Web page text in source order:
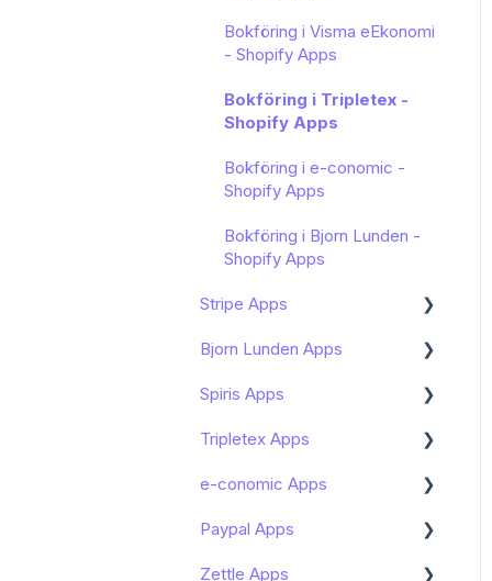
Manipulators
Sharespine API
Fortnox Marketplace
Fortnox Marketplace
WooCommerce - Fortnox
Marketplace
Bokföring i Visma eEkonomi
- Shopify Apps
Bokföring i Tripletex -
Shopify Apps
Bokföring i e-conomic -
Shopify Apps
Bokföring i Bjorn Lunden -
Shopify Apps
Stripe Apps
Hantera prenumerationen
Bjorn Lunden Apps
Kom igång
Klarna integration Bjorn
Bjorn Lunden
Butikskassa (SIE Pro)
Spiris Apps
Kom igång Spiris Apps
Kom igång
Funktioner och användning
Kända begränsningar
Tripletex Apps
Kom igång - Tripletex Apps
e-conomic Apps
Kom igång
Funktioner och användning
Paypal Apps
Kom igång med PayPal Pro
Zettle Apps